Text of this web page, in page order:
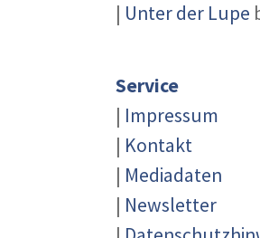
| Unter der Lupe
Service
| Impressum
| Kontakt
| Mediadaten
| Newsletter